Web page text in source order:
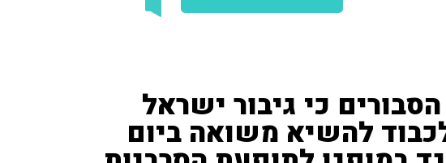
כי גיבור ישראל
להשיא משואה ביום